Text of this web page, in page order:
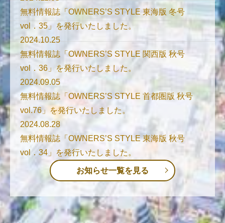
無料情報誌「OWNERS’S STYLE 東海版 冬号
vol．35」を発行いたしました。
2024.10.25
無料情報誌「OWNERS’S STYLE 関西版 秋号
vol．36」を発行いたしました。
2024.09.05
無料情報誌「OWNERS’S STYLE 首都圏版 秋号
vol.76」を発行いたしました。
2024.08.28
無料情報誌「OWNERS’S STYLE 東海版 秋号
vol．34」を発行いたしました。
お知らせ一覧を見る